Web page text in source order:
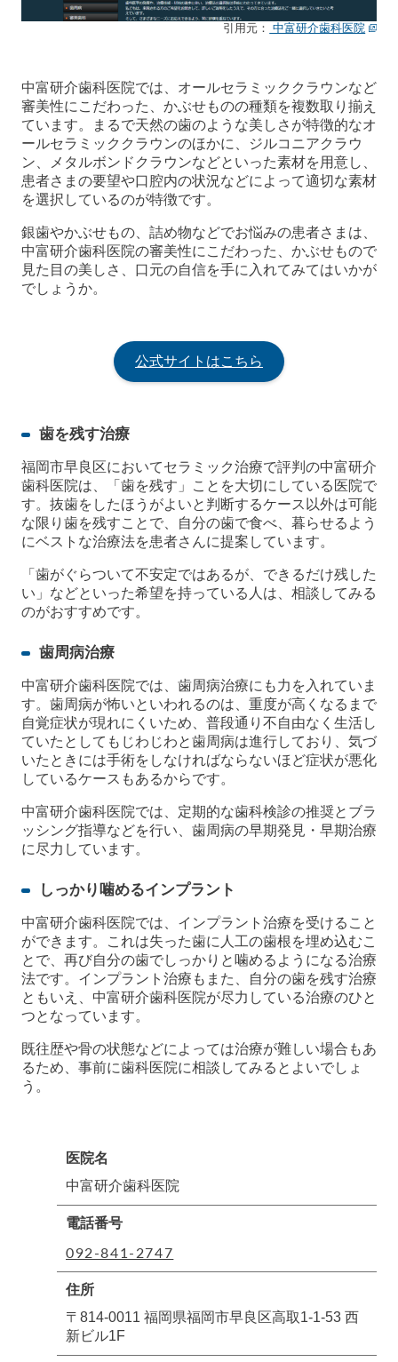
引用元： 中富研介歯科医院
中富研介歯科医院では、オールセラミッククラウンなど
審美性にこだわった、かぶせものの種類を複数取り揃え
ています。まるで天然の歯のような美しさが特徴的なオ
ールセラミッククラウンのほかに、ジルコニアクラウ
ン、メタルボンドクラウンなどといった素材を用意し、
患者さまの要望や口腔内の状況などによって適切な素材
を選択しているのが特徴です。
銀歯やかぶせもの、詰め物などでお悩みの患者さまは、
中富研介歯科医院の審美性にこだわった、かぶせもので
見た目の美しさ、口元の自信を手に入れてみてはいかが
でしょうか。
公式サイトはこちら
歯を残す治療
福岡市早良区においてセラミック治療で評判の中富研介
歯科医院は、「歯を残す」ことを大切にしている医院で
す。抜歯をしたほうがよいと判断するケース以外は可能
な限り歯を残すことで、自分の歯で食べ、暮らせるよう
にベストな治療法を患者さんに提案しています。
「歯がぐらついて不安定ではあるが、できるだけ残した
い」などといった希望を持っている人は、相談してみる
のがおすすめです。
歯周病治療
中富研介歯科医院では、歯周病治療にも力を入れていま
す。歯周病が怖いといわれるのは、重度が高くなるまで
自覚症状が現れにくいため、普段通り不自由なく生活し
ていたとしてもじわじわと歯周病は進行しており、気づ
いたときには手術をしなければならないほど症状が悪化
しているケースもあるからです。
中富研介歯科医院では、定期的な歯科検診の推奨とブラ
ッシング指導などを行い、歯周病の早期発見・早期治療
に尽力しています。
しっかり噛めるインプラント
中富研介歯科医院では、インプラント治療を受けること
ができます。これは失った歯に人工の歯根を埋め込むこ
とで、再び自分の歯でしっかりと噛めるようになる治療
法です。インプラント治療もまた、自分の歯を残す治療
ともいえ、中富研介歯科医院が尽力している治療のひと
つとなっています。
既往歴や骨の状態などによっては治療が難しい場合もあ
るため、事前に歯科医院に相談してみるとよいでしょ
う。
医院名
中富研介歯科医院
電話番号
092-841-2747
住所
〒814-0011 福岡県福岡市早良区高取1-1-53 西
新ビル1F